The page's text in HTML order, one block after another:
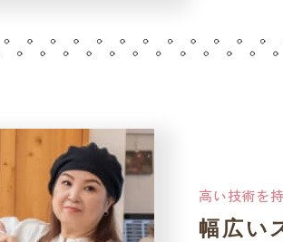
高い技術を
幅広い